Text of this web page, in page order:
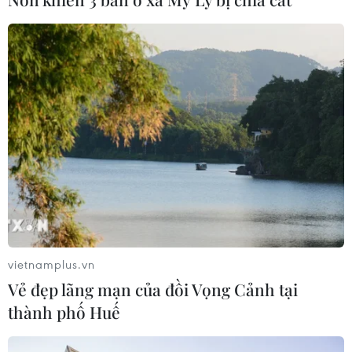
Đưa tranh AI vào nhóm nguy cơ cần
ngăn chặn để bảo vệ di sản nghề làm
tranh Đông Hồ
05/08/2026 08:38
Sẵn sàng cho Lễ hội Việt Nam-Hàn
Quốc thành phố Đà Nẵng 2026
05/08/2026 07:46
vietnamplus.vn
Vẻ đẹp lãng mạn của đồi Vọng Cảnh tại
thành phố Huế